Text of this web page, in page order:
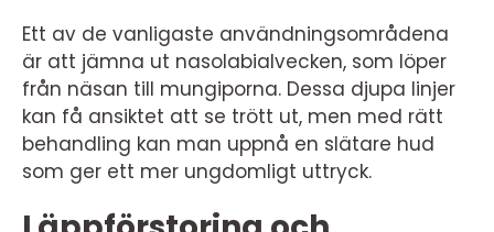
Ett av de vanligaste användningsområdena
är att jämna ut nasolabialvecken, som löper
från näsan till mungiporna. Dessa djupa linjer
kan få ansiktet att se trött ut, men med rätt
behandling kan man uppnå en slätare hud
som ger ett mer ungdomligt uttryck.